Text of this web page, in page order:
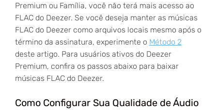
Premium ou Família, você não terá mais acesso ao
FLAC do Deezer. Se você deseja manter as músicas
FLAC do Deezer como arquivos locais mesmo após o
término da assinatura, experimente o Método 2
deste artigo. Para usuários ativos do Deezer
Premium, confira os passos abaixo para baixar
músicas FLAC do Deezer.
Como Configurar Sua Qualidade de Áudio